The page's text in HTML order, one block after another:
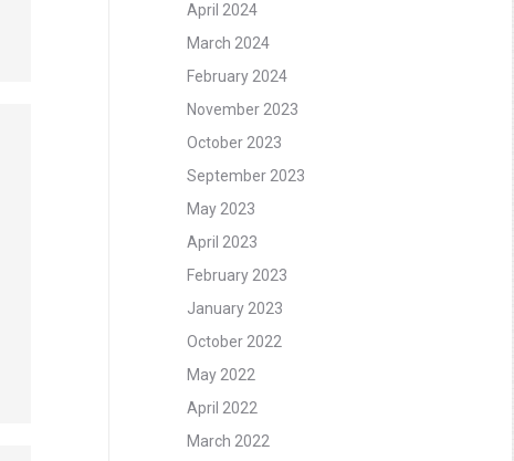
April 2024
March 2024
February 2024
November 2023
October 2023
September 2023
May 2023
April 2023
February 2023
January 2023
October 2022
May 2022
April 2022
March 2022